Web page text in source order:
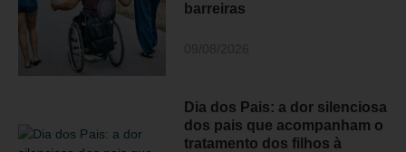
barreiras
Dia dos Pais: a dor silenciosa
dos pais que acompanham o
tratamento dos filhos à